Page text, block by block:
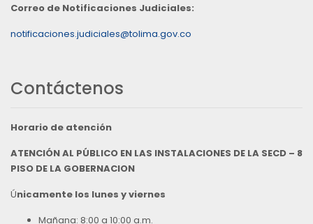
Correo de Notificaciones Judiciales:
notificaciones.judiciales@tolima.gov.co
Contáctenos
Horario de atención
ATENCIÓN AL PÚBLICO EN LAS INSTALACIONES DE LA SECD – 8
PISO DE LA GOBERNACION
Únicamente los lunes y viernes
Mañana: 8:00 a 10:00 a.m.